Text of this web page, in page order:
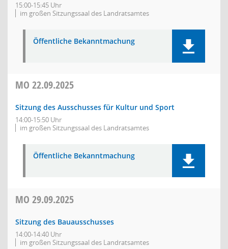
15:00-15:45 Uhr
im großen Sitzungssaal des Landratsamtes
Öffentliche Bekanntmachung
MO 22.09.2025
Sitzung des Ausschusses für Kultur und Sport
14:00-15:50 Uhr
im großen Sitzungssaal des Landratsamtes
Öffentliche Bekanntmachung
MO 29.09.2025
Sitzung des Bauausschusses
14:00-14:40 Uhr
im großen Sitzungssaal des Landratsamtes